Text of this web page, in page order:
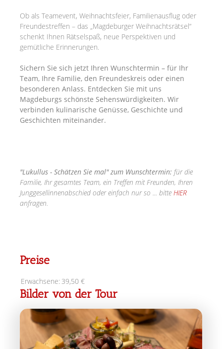
Ob als Teamevent, Weihnachtsfeier, Familienausflug oder
Freundestreffen – das „Magdeburger Weihnachtsrätsel“
schenkt Ihnen Rätselspaß, neue Perspektiven und
gemütliche Erinnerungen.
Sichern Sie sich jetzt Ihren Wunschtermin – für Ihr
Team, Ihre Familie, den Freundeskreis oder einen
besonderen Anlass. Entdecken Sie mit uns
Magdeburgs schönste Sehenswürdigkeiten. Wir
verbinden kulinarische Genüsse, Geschichte und
Geschichten miteinander.
"Lukullus - Schätzen Sie mal" zum Wunschtermin: für die
Familie, Ihr gesamtes Team, ein Treffen mit Freunden, Ihren
Junggesellinnenabschied oder einfach nur so ... bitte HIER
anfragen.
Preise
Erwachsene: 39,50 €
Bilder von der Tour